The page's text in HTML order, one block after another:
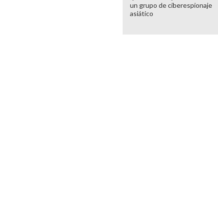
un grupo de ciberespionaje
asiático